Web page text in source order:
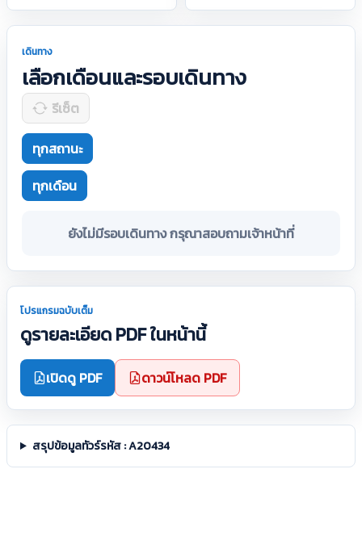
เดินทาง
เลือกเดือนและรอบเดินทาง
รีเซ็ต
ทุกสถานะ
ทุกเดือน
ยังไม่มีรอบเดินทาง กรุณาสอบถามเจ้าหน้าที่
โปรแกรมฉบับเต็ม
ดูรายละเอียด PDF ในหน้านี้
เปิดดู PDF ดาวน์โหลด PDF
สรุปข้อมูลทัวร์รหัส : A20434